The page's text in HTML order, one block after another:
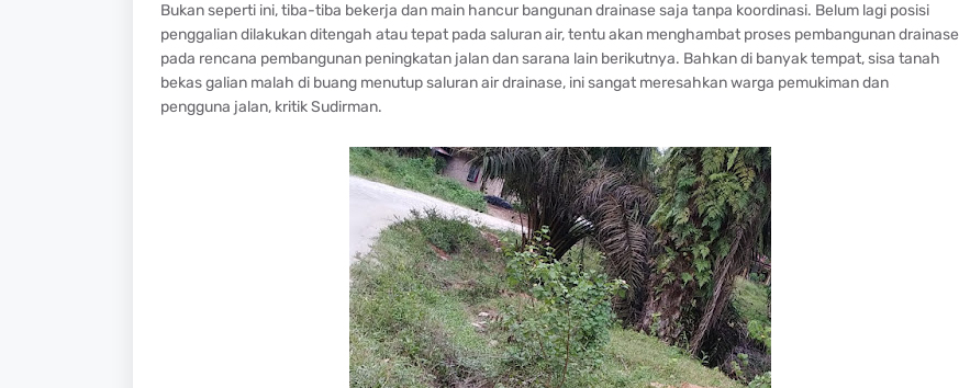
Bukan seperti ini, tiba-tiba bekerja dan main hancur bangunan drainase saja tanpa koordinasi. Belum lagi posisi
penggalian dilakukan ditengah atau tepat pada saluran air, tentu akan menghambat proses pembangunan drainase
pada rencana pembangunan peningkatan jalan dan sarana lain berikutnya. Bahkan di banyak tempat, sisa tanah
bekas galian malah di buang menutup saluran air drainase, ini sangat meresahkan warga pemukiman dan
pengguna jalan, kritik Sudirman.